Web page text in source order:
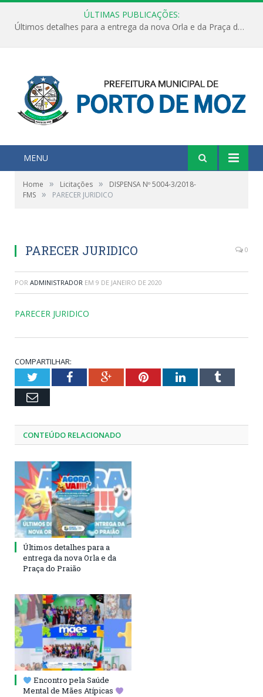
ÚLTIMAS PUBLICAÇÕES:
Últimos detalhes para a entrega da nova Orla e da Praça do Praião
MENU
Home » Licitações »
DISPENSA Nº 5004-3/2018-
FMS » PARECER JURIDICO
PARECER JURIDICO 0
POR ADMINISTRADOR EM 9 DE JANEIRO DE 2020
PARECER JURIDICO
COMPARTILHAR:
TwitterFacebookGoogle+PinterestLinkedInTumblr
Email
CONTEÚDO RELACIONADO
Últimos detalhes para a
entrega da nova Orla e da
Praça do Praião
Encontro pela Saúde
Mental de Mães Atípicas